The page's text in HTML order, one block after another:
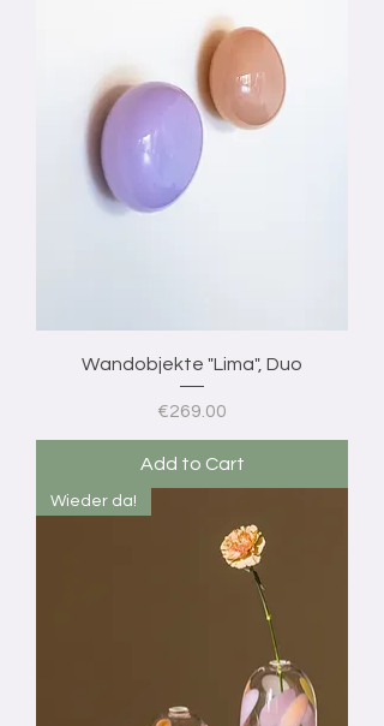
Wandobjekte "Lima", Duo
Price
€269.00
Add to Cart
Wieder da!